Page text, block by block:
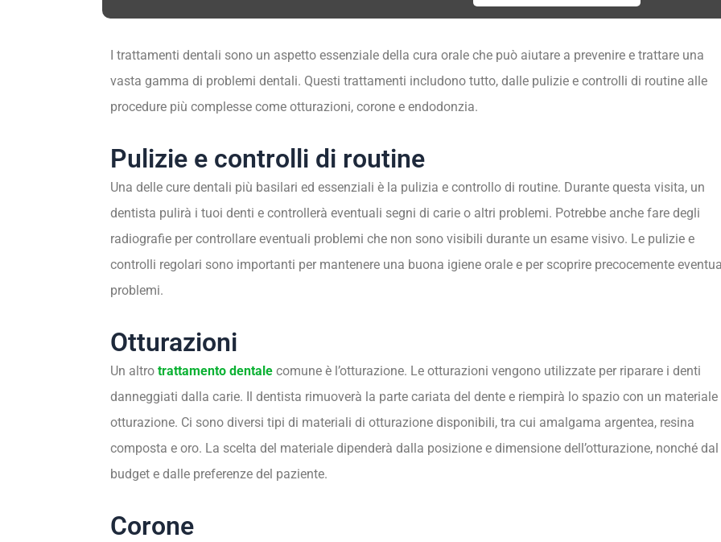
I trattamenti dentali sono un aspetto essenziale della cura orale che può aiutare a prevenire e trattare una
vasta gamma di problemi dentali. Questi trattamenti includono tutto, dalle pulizie e controlli di routine alle
procedure più complesse come otturazioni, corone e endodonzia.
Pulizie e controlli di routine
Una delle cure dentali più basilari ed essenziali è la pulizia e controllo di routine. Durante questa visita, un
dentista pulirà i tuoi denti e controllerà eventuali segni di carie o altri problemi. Potrebbe anche fare degli
radiografie per controllare eventuali problemi che non sono visibili durante un esame visivo. Le pulizie e
controlli regolari sono importanti per mantenere una buona igiene orale e per scoprire precocemente
problemi.
Otturazioni
Un altro trattamento dentale comune è l’otturazione. Le otturazioni vengono utilizzate per riparare i denti
danneggiati dalla carie. Il dentista rimuoverà la parte cariata del dente e riempirà lo spazio con un materiale
otturazione. Ci sono diversi tipi di materiali di otturazione disponibili, tra cui amalgama argentea, resina
composta e oro. La scelta del materiale dipenderà dalla posizione e dimensione dell’otturazione, nonché dal
budget e dalle preferenze del paziente.
Corone